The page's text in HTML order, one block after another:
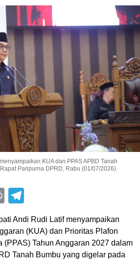
KUA dan PPAS APBD Tanah
Paripurna DPRD, Rabu (01/07/2026).
Print
Andi Rudi Latif menyampaikan
(KUA) dan Prioritas Plafon
(PPAS) Tahun Anggaran 2027 dalam
Tanah Bumbu yang digelar pada